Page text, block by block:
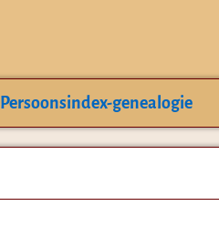
Persoonsindex-genealogie